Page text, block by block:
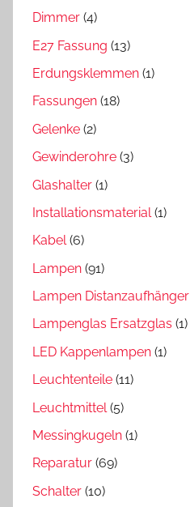
Dimmer (4)
E27 Fassung (13)
Erdungsklemmen (1)
Fassungen (18)
Gelenke (2)
Gewinderohre (3)
Glashalter (1)
Installationsmaterial(1)
Kabel(6)
Lampen (91)
Lampen Distanzaufhänger
Lampenglas Ersatzglas (1)
LED Kappenlampen (1)
Leuchtenteile (11)
Leuchtmittel (5)
Messingkugeln (1)
Reparatur (69)
Schalter (10)